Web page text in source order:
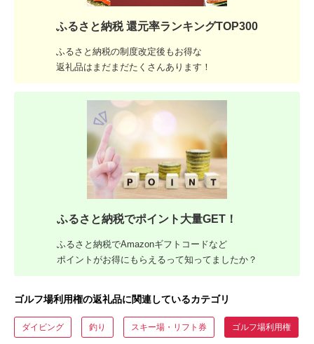
ふるさと納税 還元率ランキングTOP300
ふるさと納税の制度改定後もお得な
返礼品はまだまだたくさんあります！
ふるさと納税でポイント大量GET！
ふるさと納税でAmazonギフトコードなど
ポイントがお得にもらえるって知ってましたか？
ゴルフ場利用権の返礼品に関連しているカテゴリ
ダイビング 釣り スキー場・リフト券 ゴルフ場利用権